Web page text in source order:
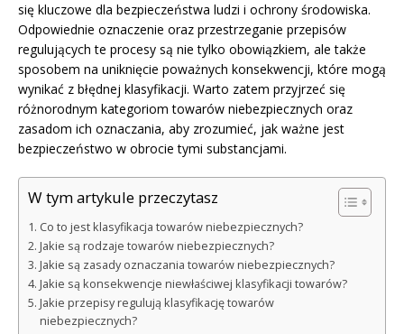
się kluczowe dla bezpieczeństwa ludzi i ochrony środowiska.
Odpowiednie oznaczenie oraz przestrzeganie przepisów
regulujących te procesy są nie tylko obowiązkiem, ale także
sposobem na uniknięcie poważnych konsekwencji, które mogą
wynikać z błędnej klasyfikacji. Warto zatem przyjrzeć się
różnorodnym kategoriom towarów niebezpiecznych oraz
zasadom ich oznaczania, aby zrozumieć, jak ważne jest
bezpieczeństwo w obrocie tymi substancjami.
W tym artykule przeczytasz
Co to jest klasyfikacja towarów niebezpiecznych?
Jakie są rodzaje towarów niebezpiecznych?
Jakie są zasady oznaczania towarów niebezpiecznych?
Jakie są konsekwencje niewłaściwej klasyfikacji towarów?
Jakie przepisy regulują klasyfikację towarów
niebezpiecznych?